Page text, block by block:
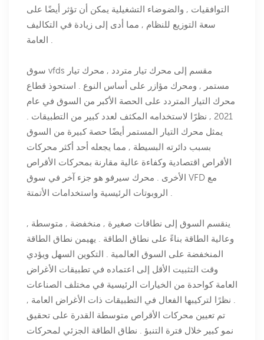
التوافقيات , والضوضاء التشغيلية يمكن أن تؤثر أيضًا على
سعة التوزيع للنظام , مما أدى إلى زيادة في التكاليف
سوق vfds مقسم إلى محرك تيار متردد , محرك تيار
مستمر , ومحرك مؤازر على أساس النوع . استحوذ قطاع
محرك التيار المتردد على الحصة الأكبر من السوق في عام
2021 , نظرًا لاستخدامه المكثف لعدد كبير من التطبيقات .
يمثل محرك التيار المستمر أيضًا حصة كبيرة من السوق
بسبب دائرته البسيطة , مما يجعله أحد أكثر محركات
الأقراص اقتصادية وكفاءة عالية مقارنة بمحركات الأقراص
الأخرى . محرك سيرفو هو جزء آخر في سوق VFD مع
ينقسم السوق إلى نطاقات صغيرة , منخفضة , متوسطة ,
وعالية الطاقة بناءً على نطاق الطاقة . يهيمن نطاق الطاقة
المنخفضة على السوق العالمية . التكوين السهل ويؤدي
وقت التثبيت الأقل إلى اعتماده في تطبيقات الأغراض
العامة كواحدة من الخيارات الرئيسية في مختلف الصناعات
. نظرًا لتركيبها الفعال في التطبيقات ذات الأغراض العامة ,
تم تعيين محركات الأقراص متوسطة القدرة على تحقيق
نمو كبير خلال فترة التنبؤ . نطاق الطاقة الجزئي لمحركات